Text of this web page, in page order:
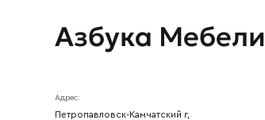
Азбука Мебели
Адрес:
Петропавловск-Камчатский г,